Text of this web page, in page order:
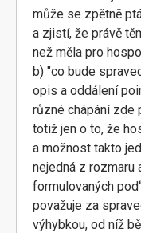
může se zpětně
a zjistí, že právě
než měla pro
b) "co bude
opis a oddálení
různé chápání zde
totiž jen o to, že
a možnost takto
nejedná z rozmaru
formulovaných
považuje za
výhybkou, od níž